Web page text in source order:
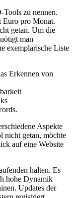
Tools zu nennen.
Euro pro Monat.
getan. Um die
man
exemplarische Liste
Erkennen von
Aspekte
nicht getan, möchte
auf eine Website
halten. Es
hohe Dynamik
Updates der